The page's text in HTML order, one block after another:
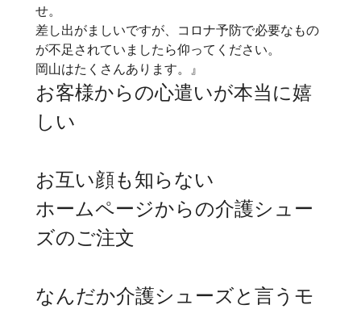
せ。
差し出がましいですが、コロナ予防で必要なもの
が不足されていましたら仰ってください。
岡山はたくさんあります。』
お客様からの心遣いが本当に嬉
しい
お互い顔も知らない
ホームページからの介護シュー
ズのご注文
なんだか介護シューズと言うモ